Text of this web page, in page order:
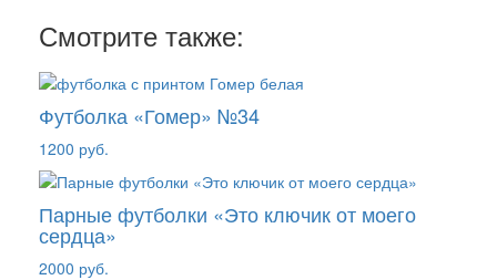
Смотрите также:
Футболка «Гомер» №34
1200 руб.
Парные футболки «Это ключик от моего
сердца»
2000 руб.